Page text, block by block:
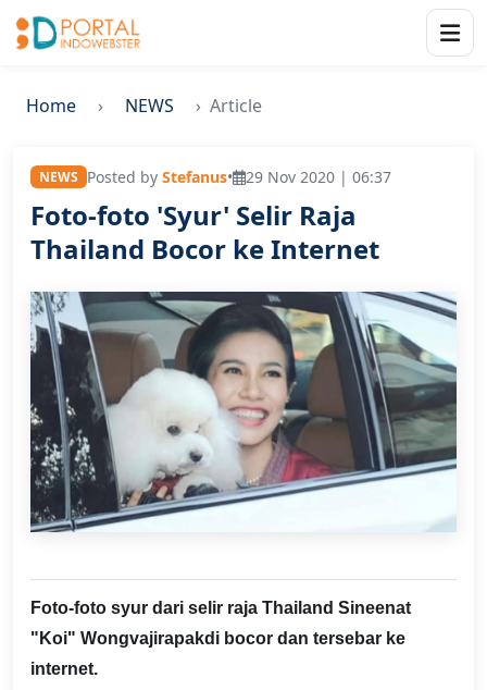
Home NEWS Article
NEWS Posted by Stefanus• 29 Nov 2020 | 06:37
Foto-foto 'Syur' Selir Raja
Thailand Bocor ke Internet
Foto-foto syur dari selir raja Thailand Sineenat
"Koi" Wongvajirapakdi bocor dan tersebar ke
internet.